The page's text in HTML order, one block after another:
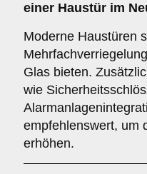
einer Haustür im
Moderne Haustüren
Glas bieten.
wie
empfehlenswert, um
erhöhen.